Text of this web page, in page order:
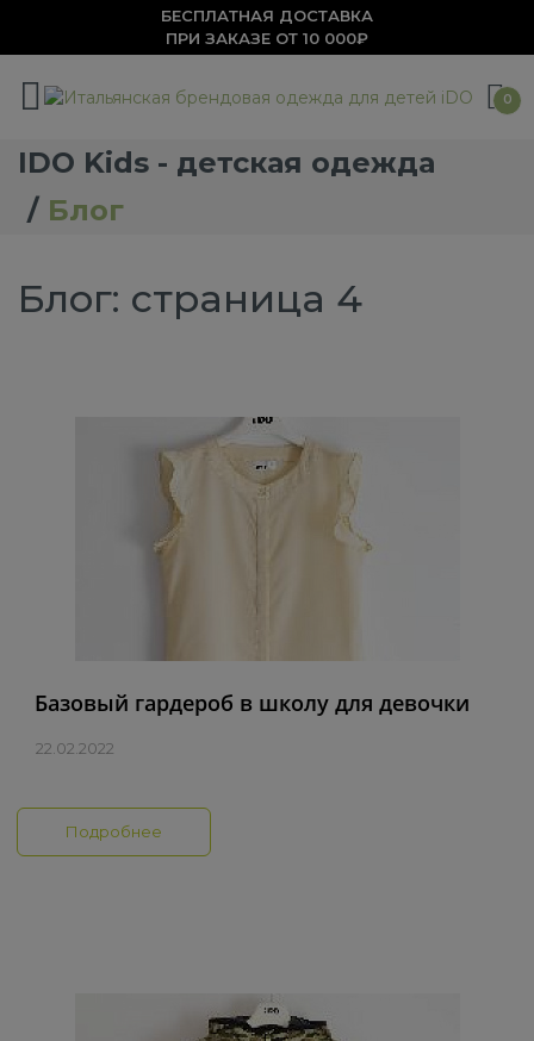
БЕСПЛАТНАЯ ДОСТАВКА
ПРИ ЗАКАЗЕ ОТ 10 000₽
0
IDO Kids - детская одежда
Блог
Блог: страница 4
Базовый гардероб в школу для девочки
22.02.2022
Подробнее